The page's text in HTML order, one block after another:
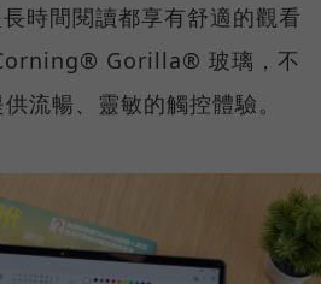
時間閱讀都享有舒適的觀看
Gorilla® 玻璃，不
流暢、靈敏的觸控體驗。